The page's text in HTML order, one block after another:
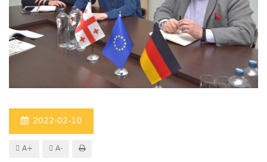
2022-02-10
A+ A-